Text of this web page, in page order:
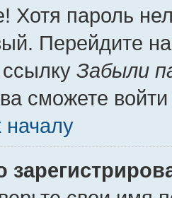
Хотя пароль
Перейдите
Забыли
сможете
началу